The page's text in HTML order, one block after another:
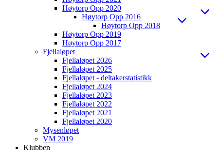
Høytorp Opp 2020
Høytorp Opp 2016
Høytorp Opp 2018
Høytorp Opp 2019
Høytorp Opp 2017
Fjellaløpet
Fjellaløpet 2026
Fjellaløpet 2025
Fjellaløpet - deltakerstatistikk
Fjellaløpet 2024
Fjellaløpet 2023
Fjellaløpet 2022
Fjellaløpet 2021
Fjellaløpet 2020
Mysenløpet
VM 2019
Klubben